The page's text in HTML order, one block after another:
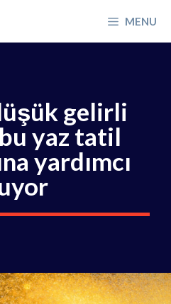
MENU
gelirli
yaz tatil
yardımcı